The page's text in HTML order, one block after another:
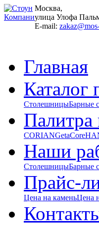
Москва,
улица Улофа
E-mail:
Главная
Каталог
СтолешницыБарные
Палитра
CORIANGetaCore
Наши
СтолешницыБарные
Прайс-
Цена на каменьЦена